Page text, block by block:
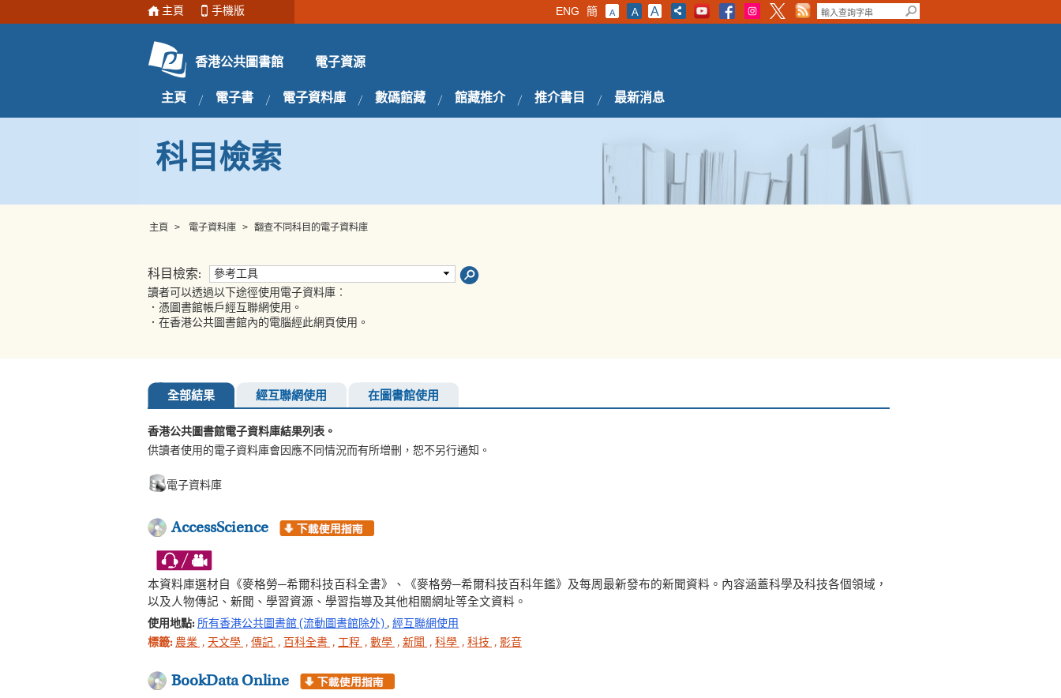
主頁 手機版 ENG 簡 A A A
香港公共圖書館 電子資源
主頁 電子書 電子資料庫 數碼館藏 館藏推介 推介書目 最新消息
科目檢索
主頁 > 電子資料庫 > 翻查不同科目的電子資料庫
科目檢索:
參考工具
讀者可以透過以下途徑使用電子資料庫︰
．憑圖書館帳戶經互聯網使用。
．在香港公共圖書館內的電腦經此網頁使用。
全部結果 經互聯網使用 在圖書館使用
香港公共圖書館電子資料庫結果列表。
供讀者使用的電子資料庫會因應不同情況而有所增刪，恕不另行通知。
電子資料庫
AccessScience
本資料庫選材自《麥格勞─希爾科技百科全書》、《麥格勞─希爾科技百科年鑑》及每周最新發布的新聞資料。內容涵蓋科學及科技各個領域，
以及人物傳記、新聞、學習資源、學習指導及其他相關網址等全文資料。
使用地點: 所有香港公共圖書館 (流動圖書館除外) , 經互聯網使用
標籤: 農業 , 天文學 , 傳記 , 百科全書 , 工程 , 數學 , 新聞 , 科學 , 科技 , 影音
BookData Online